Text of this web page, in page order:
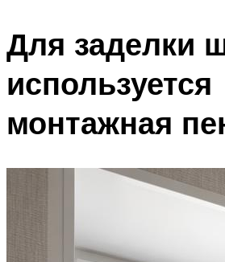
Для заделки
используется
монтажная